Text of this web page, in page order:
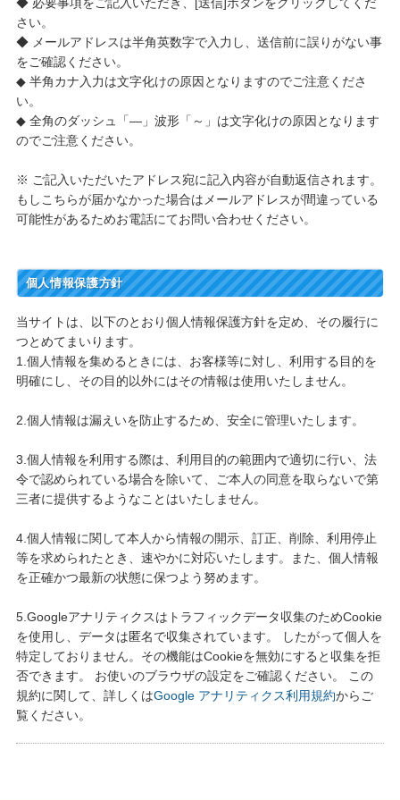
さい。
◆ メールアドレスは半角英数字で入力し、送信前に誤りがない事
をご確認ください。
◆ 半角カナ入力は文字化けの原因となりますのでご注意くださ
い。
◆ 全角のダッシュ「―」波形「～」は文字化けの原因となります
のでご注意ください。
※ ご記入いただいたアドレス宛に記入内容が自動返信されます。
もしこちらが届かなかった場合はメールアドレスが間違っている
可能性があるためお電話にてお問い合わせください。
個人情報保護方針
当サイトは、以下のとおり個人情報保護方針を定め、その履行に
つとめてまいります。
1.個人情報を集めるときには、お客様等に対し、利用する目的を
明確にし、その目的以外にはその情報は使用いたしません。
2.個人情報は漏えいを防止するため、安全に管理いたします。
3.個人情報を利用する際は、利用目的の範囲内で適切に行い、法
令で認められている場合を除いて、ご本人の同意を取らないで第
三者に提供するようなことはいたしません。
4.個人情報に関して本人から情報の開示、訂正、削除、利用停止
等を求められたとき、速やかに対応いたします。また、個人情報
を正確かつ最新の状態に保つよう努めます。
5.Googleアナリティクスはトラフィックデータ収集のためCookie
を使用し、データは匿名で収集されています。 したがって個人を
特定しておりません。その機能はCookieを無効にすると収集を拒
否できます。 お使いのブラウザの設定をご確認ください。 この
規約に関して、詳しくはGoogle アナリティクス利用規約からご
覧ください。